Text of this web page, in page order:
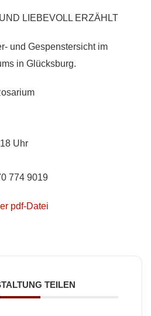
LIEBEVOLL ERZÄHLT
und Gespenstersicht im
in Glücksburg.
Uhr
774 9019
pdf-Datei
TEILEN